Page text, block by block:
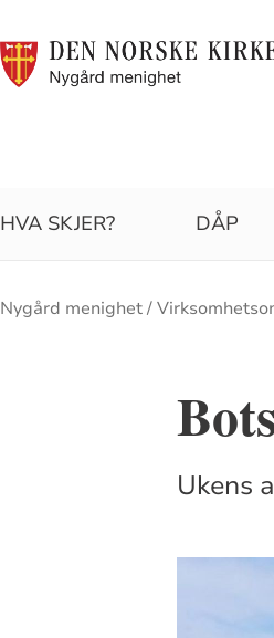
HVA SKJER? DÅP
Brødsmulesti
Nygård menighet
Ukens